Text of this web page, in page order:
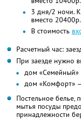
3 дня/2 ночи.
вместо
В стоимость
Расчетный час:
При заезде нужно
дом
дом «Комфорт»
Постельное белье,
мытья посуды
принадлежности